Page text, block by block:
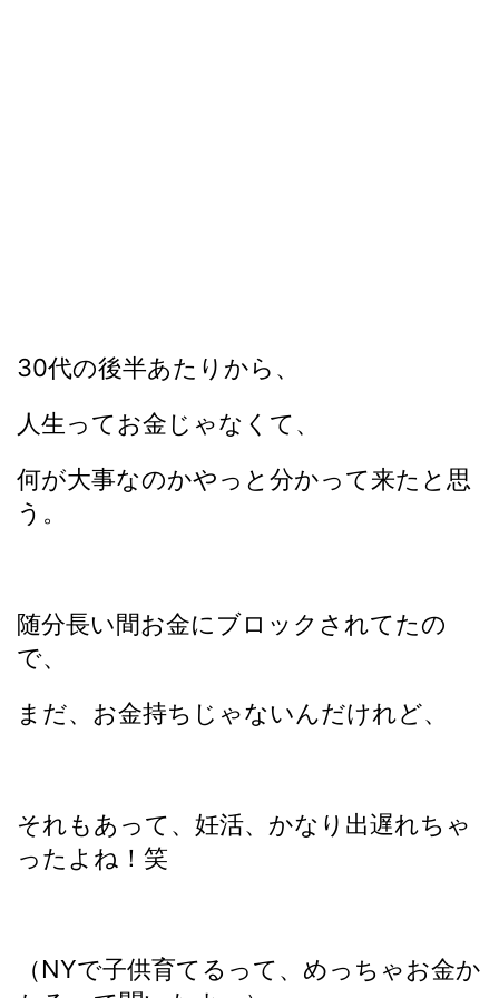
30代の後半あたりから、
人生ってお金じゃなくて、
何が大事なのかやっと分かって来たと思
う。
随分長い間お金にブロックされてたの
で、
まだ、お金持ちじゃないんだけれど、
それもあって、妊活、かなり出遅れちゃ
ったよね！笑
（NYで子供育てるって、めっちゃお金か